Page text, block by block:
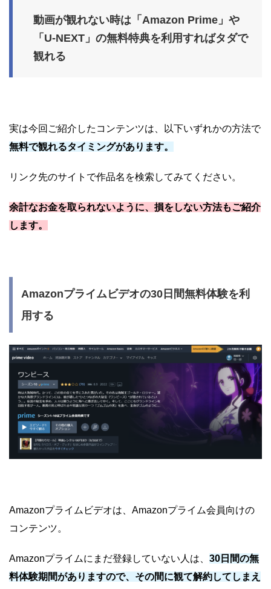
動画が観れない時は「Amazon Prime」や
「U-NEXT」の無料特典を利用すればタダで
観れる
実は今回ご紹介したコンテンツは、以下いずれかの方法で
無料で観れるタイミングがあります。
リンク先のサイトで作品名を検索してみてください。
余計なお金を取られないように、損をしない方法もご紹介
します。
Amazonプライムビデオの30日間無料体験を利
用する
Amazonプライムビデオは、Amazonプライム会員向けの
コンテンツ。
Amazonプライムにまだ登録していない人は、 30日間の無
料体験期間がありますので、その間に観て解約してしまえ